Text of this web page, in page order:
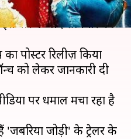
मल्होत्रा की फिल्म
के बाद सोमवार को
पोस्टर रिलीज़ किया
को लेकर जानकारी दी
पर धमाल मचा रहा है
जोड़ी' के ट्रेलर के